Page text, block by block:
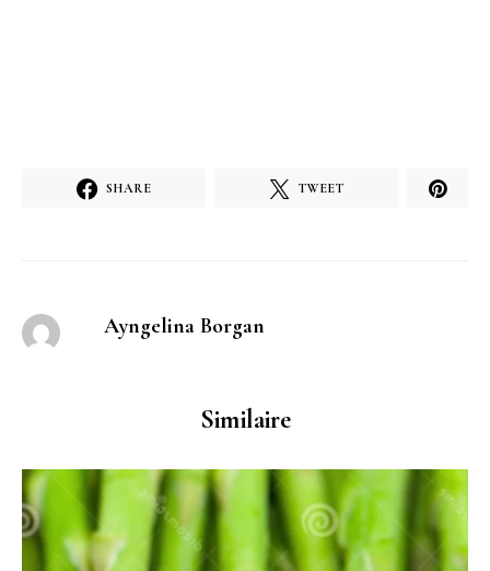
SHARE TWEET
Ayngelina Borgan
Similaire